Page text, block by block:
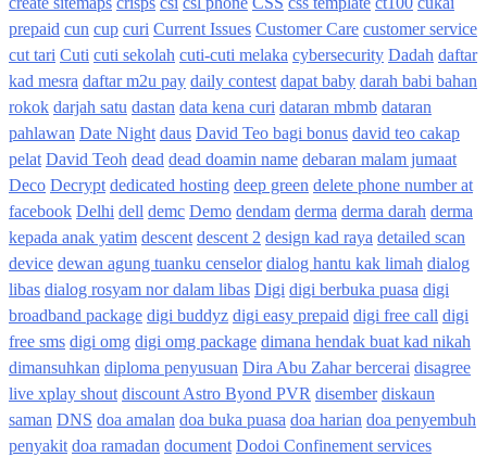
prepaid cun cup curi Current Issues Customer Care customer service
cut tari Cuti cuti sekolah cuti-cuti melaka cybersecurity Dadah daftar
kad mesra daftar m2u pay daily contest dapat baby darah babi bahan
rokok darjah satu dastan data kena curi dataran mbmb dataran
pahlawan Date Night daus David Teo bagi bonus david teo cakap
pelat David Teoh dead dead doamin name debaran malam jumaat
Deco Decrypt dedicated hosting deep green delete phone number at
facebook Delhi dell demc Demo dendam derma derma darah derma
kepada anak yatim descent descent 2 design kad raya detailed scan
device dewan agung tuanku censelor dialog hantu kak limah dialog
libas dialog rosyam nor dalam libas Digi digi berbuka puasa digi
broadband package digi buddyz digi easy prepaid digi free call digi
free sms digi omg digi omg package dimana hendak buat kad nikah
dimansuhkan diploma penyusuan Dira Abu Zahar bercerai disagree
live xplay shout discount Astro Byond PVR disember diskaun
saman DNS doa amalan doa buka puasa doa harian doa penyembuh
penyakit doa ramadan document Dodoi Confinement services